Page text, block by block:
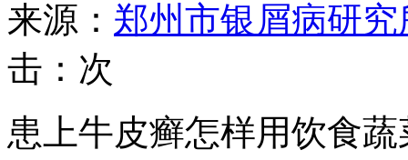
来源： 郑州市银屑病研
击： 次
患上牛皮癣怎样用饮食